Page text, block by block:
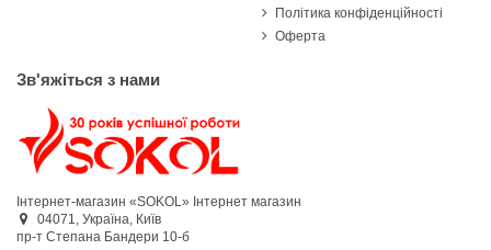
Політика конфіденційності
Оферта
Зв'яжіться з нами
Інтернет-магазин «SOKOL» Інтернет магазин
04071, Україна, Київ
пр-т Степана Бандери 10-б